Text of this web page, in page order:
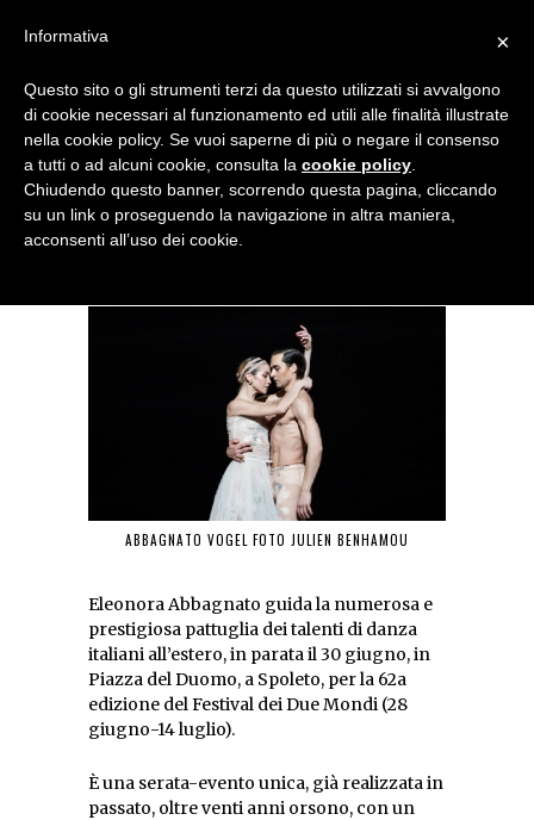
NOTIZIE DI DANZA IN ITALIA E ALL’ESTERO, PER DANZATORI,
Talenti italiani all’estero al
62° Festival di Spoleto
ABBAGNATO VOGEL FOTO JULIEN BENHAMOU
Eleonora Abbagnato guida la numerosa e
prestigiosa pattuglia dei talenti di danza
italiani all’estero, in parata il 30 giugno, in
Piazza del Duomo, a Spoleto, per la 62a
edizione del Festival dei Due Mondi (28
giugno-14 luglio).
È una serata-evento unica, già realizzata in
passato, oltre venti anni orsono, con un
×
Informativa
Questo sito o gli strumenti terzi da questo utilizzati si avvalgono
di cookie necessari al funzionamento ed utili alle finalità illustrate
nella cookie policy. Se vuoi saperne di più o negare il consenso
a tutti o ad alcuni cookie, consulta la cookie policy
Chiudendo questo banner, scorrendo questa pagina, cliccando
su un link o proseguendo la navigazione in altra maniera,
acconsenti all’uso dei cookie.